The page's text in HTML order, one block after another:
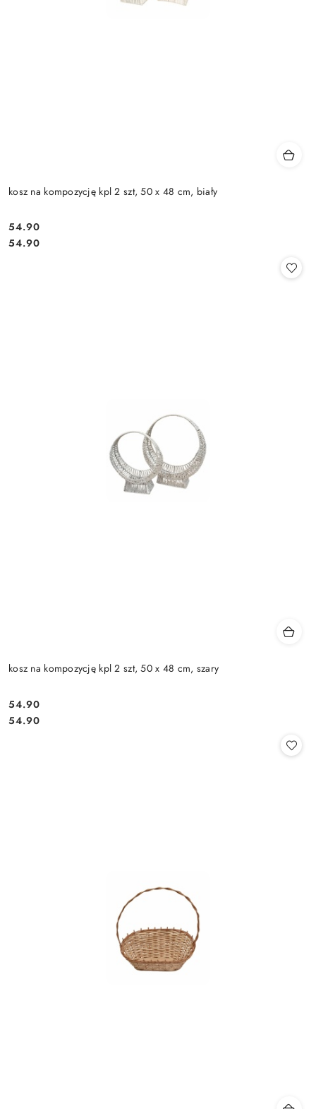
kosz na kompozycję kpl 2 szt, 50 x 48 cm, biały
Cena:
54.90
Cena:
54.90
kosz na kompozycję kpl 2 szt, 50 x 48 cm, szary
Cena:
54.90
Cena:
54.90